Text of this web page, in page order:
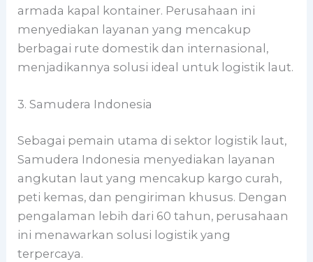
armada kapal kontainer. Perusahaan ini
menyediakan layanan yang mencakup
berbagai rute domestik dan internasional,
menjadikannya solusi ideal untuk logistik laut.
3. Samudera Indonesia
Sebagai pemain utama di sektor logistik laut,
Samudera Indonesia menyediakan layanan
angkutan laut yang mencakup kargo curah,
peti kemas, dan pengiriman khusus. Dengan
pengalaman lebih dari 60 tahun, perusahaan
ini menawarkan solusi logistik yang
terpercaya.